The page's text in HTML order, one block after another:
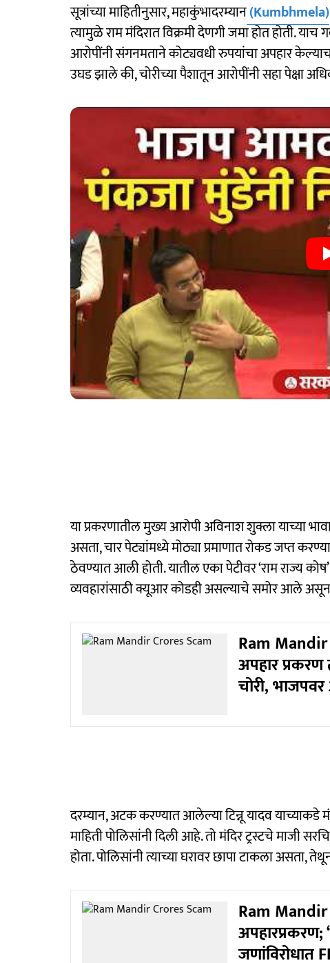
सूत्रांच्या माहितीनुसार, महाकुंभादरम्यान(Kumbhmela)
त्यामुळे राम मंदिरात विक्रमी देणगी जमा होत होती.
आरोपींनी संगनमताने कोट्यवधी रुपयांचा अपहार
उघड झाले की, चोरीच्या पैशातून आरोपींनी सहा पेक्षा
या प्रकरणातील मुख्य आरोपी अविनाश शुक्ला याच्या
असता, चार पेट्यांमध्ये मोठ्या प्रमाणात रोकड जप्त
ठेवण्यात आली होती. यातील एका पेटीवर ‘राम
व्यवहारांसाठी क्यूआर कोडही असल्याचे समोर आले असून,
Ram
अपहार
चोरी,
दरम्यान, अटक करण्यात आलेल्या टिन्नू यादव याच्याकडे
माहिती पोलिसांनी दिली आहे. तो मंदिर ट्रस्टचे माजी
होता. पोलिसांनी त्याच्या घरावर छापा टाकला असता,
Ram Mandir
अपहारप्रकरण;
जणांविरोधात